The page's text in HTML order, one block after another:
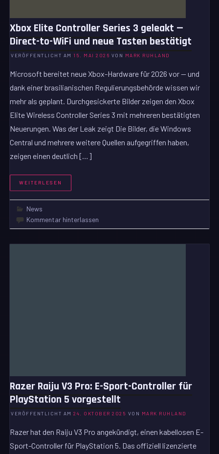
Xbox Elite Controller Series 3 geleakt —
Direct-to-WiFi und neue Tasten bestätigt
VERÖFFENTLICHT AM 15. MAI 2026 VON MARK RUHLAND
Microsoft bereitet neue Xbox-Hardware für 2026 vor — und
dank einer brasilianischen Regulierungsbehörde wissen wir
mehr als geplant. Durchgesickerte Bilder zeigen den Xbox
Elite Wireless Controller Series 3 mit mehreren bestätigten
Neuerungen. Was der Leak zeigt Die Bilder, die Windows
Central und mehrere weitere Quellen aufgegriffen haben,
zeigen einen deutlich […]
WEITERLESEN
News
Kommentar hinterlassen
Razer Raiju V3 Pro: E-Sport-Controller für
PlayStation 5 vorgestellt
VERÖFFENTLICHT AM24. OKTOBER 2025 VON MARK RUHLAND
Razer hat den Raiju V3 Pro angekündigt, einen kabellosen E-
Sport-Controller für PlayStation 5. Das offiziell lizenzierte